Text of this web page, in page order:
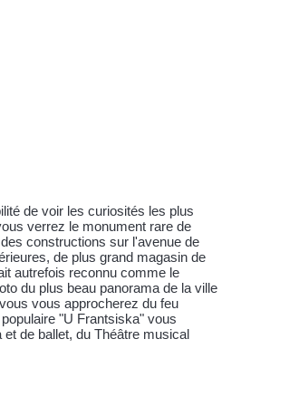
de voir les curiosités les plus
verrez le monument rare de
constructions sur l'avenue de
de plus grand magasin de
autrefois reconnu comme le
du plus beau panorama de la ville
vous approcherez du feu
"U Frantsiska" vous
de ballet, du Théâtre musical